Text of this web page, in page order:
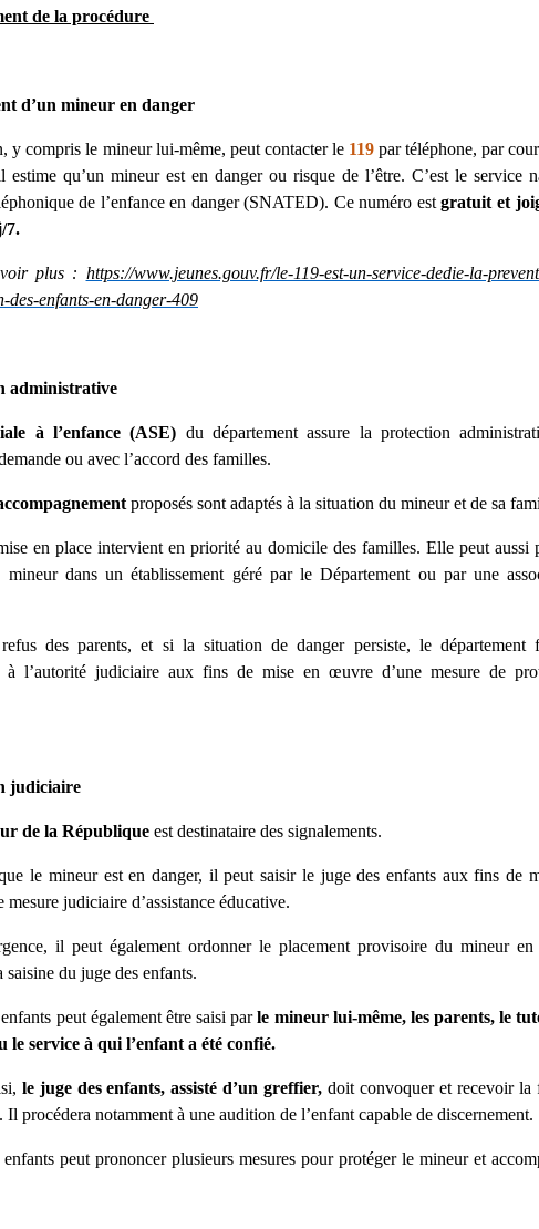
de la procédure
d’un mineur en danger
y compris le mineur lui-même, peut contacter le 119 par téléphone, par
estime qu’un mineur est en danger ou risque de l’être. C’est le service
de l’enfance en danger (SNATED). Ce numéro estgratuit et
7.
plus : https://www.jeunes.gouv.fr/le-119-est-un-service-dedie-la-
des-enfants-en-danger-409
administrative
à l’enfance (ASE) du département assure la protection
ou avec l’accord des familles.
proposés sont adaptés à la situation du mineur et de sa
en place intervient en priorité au domicile des familles. Elle peut aussi
mineur dans un établissement géré par le Département ou par une
des parents, et si la situation de danger persiste, le département
à l’autorité judiciaire aux fins de mise en œuvre d’une mesure de
judiciaire
de la République est destinataire des signalements.
le mineur est en danger, il peut saisir le juge des enfants aux fins de
mesure judiciaire d’assistance éducative.
il peut également ordonner le placement provisoire du mineur en
saisine du juge des enfants.
peut également être saisi parle mineur lui-même, les parents, le
le service à qui l’enfant a été confié.
le juge des enfants, assisté d’un greffier, doit convoquer et recevoir la
Il procédera notamment à une audition de l’enfant capable de discernement.
peut prononcer plusieurs mesures pour protéger le mineur et